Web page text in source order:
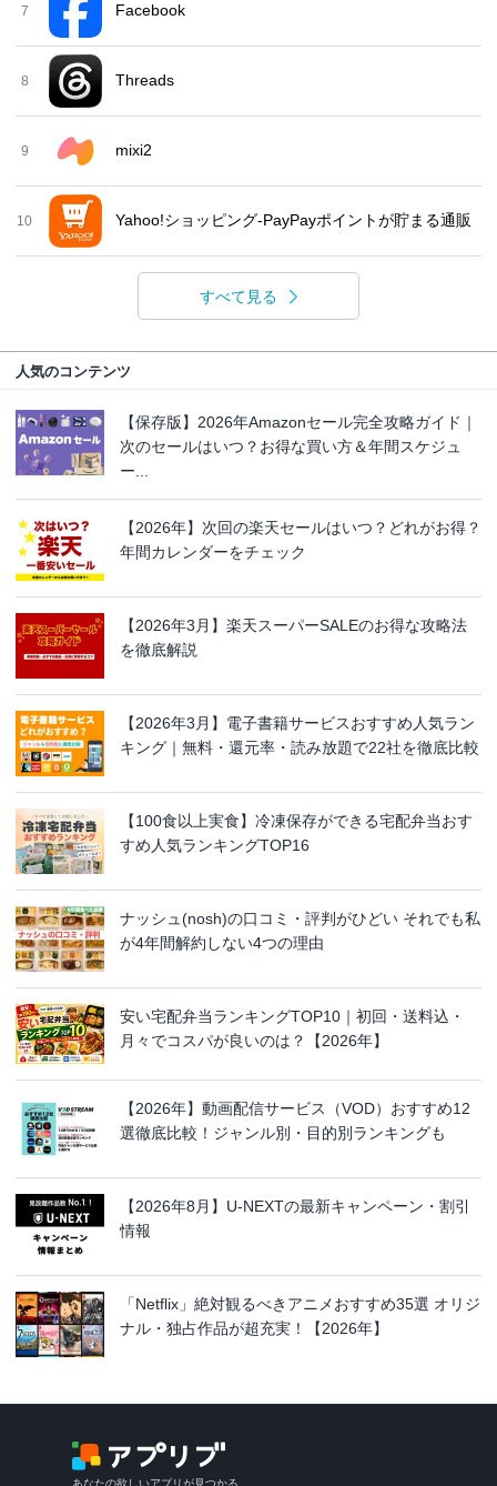
7 Facebook
8 Threads
9 mixi2
10 Yahoo!ショッピング-PayPayポイントが貯まる通販
すべて見る
人気のコンテンツ
【保存版】2026年Amazonセール完全攻略ガイド｜
次のセールはいつ？お得な買い方＆年間スケジュ
ー...
【2026年】次回の楽天セールはいつ？どれがお得？
年間カレンダーをチェック
【2026年3月】楽天スーパーSALEのお得な攻略法
を徹底解説
【2026年3月】電子書籍サービスおすすめ人気ラン
キング｜無料・還元率・読み放題で22社を徹底比較
【100食以上実食】冷凍保存ができる宅配弁当おす
すめ人気ランキングTOP16
ナッシュ(nosh)の口コミ・評判がひどい それでも私
が4年間解約しない4つの理由
安い宅配弁当ランキングTOP10｜初回・送料込・
月々でコスパが良いのは？【2026年】
【2026年】動画配信サービス（VOD）おすすめ12
選徹底比較！ジャンル別・目的別ランキングも
【2026年8月】U-NEXTの最新キャンペーン・割引
情報
「Netflix」絶対観るべきアニメおすすめ35選 オリジ
ナル・独占作品が超充実！【2026年】
あなたの欲しいアプリが見つかる